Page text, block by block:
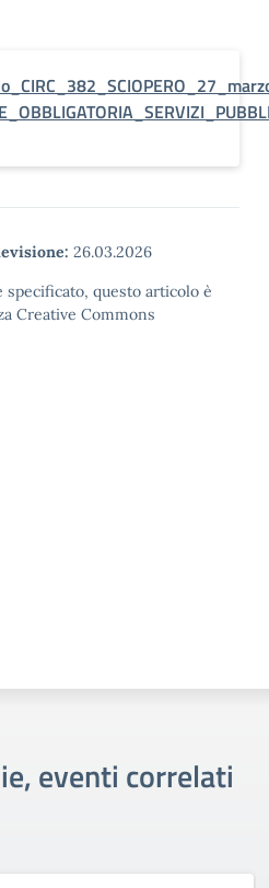
26.03.2026
questo articolo è
Creative Commons
eventi correlati